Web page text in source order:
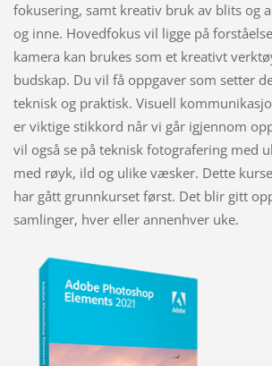
fokusering, samt kreativ bruk av blits og
og inne. Hovedfokus vil ligge på
kamera kan brukes som et kreativt
budskap. Du vil få oppgaver som setter
teknisk og praktisk. Visuell
er viktige stikkord når vi går igjennom
vil også se på teknisk fotografering med
med røyk, ild og ulike væsker. Dette
har gått grunnkurset først. Det blir gitt
samlinger, hver eller annenhver uke.